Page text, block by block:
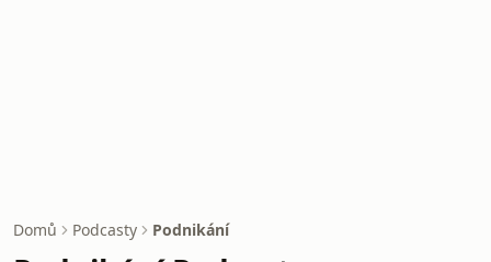
Domů Podcasty Podnikání